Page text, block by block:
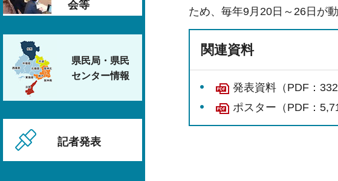
会等
県民局・県民
センター情報
記者発表
ため、毎年9月20日～26日が
関連資料
発表資料（PDF：
ポスター（PDF：